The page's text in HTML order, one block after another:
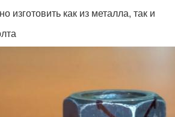
изготовить как из металла, так и